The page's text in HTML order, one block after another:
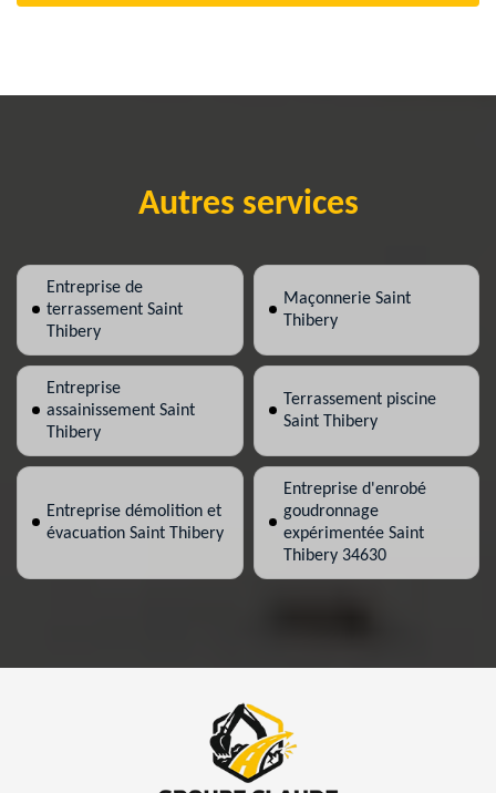
Autres services
Entreprise de
terrassement Saint
Thibery
Maçonnerie Saint
Thibery
Entreprise
assainissement Saint
Thibery
Terrassement piscine
Saint Thibery
Entreprise démolition et
évacuation Saint Thibery
Entreprise d'enrobé
goudronnage
expérimentée Saint
Thibery 34630